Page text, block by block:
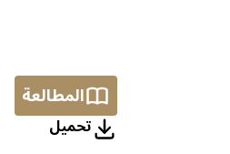
المطالعة
تحمیل